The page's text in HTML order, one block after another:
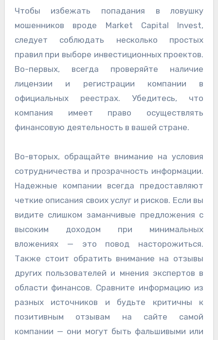
Чтобы избежать попадания в ловушку
мошенников вроде Market Capital Invest,
следует соблюдать несколько простых
правил при выборе инвестиционных проектов.
Во-первых, всегда проверяйте наличие
лицензии и регистрации компании в
официальных реестрах. Убедитесь, что
компания имеет право осуществлять
финансовую деятельность в вашей стране.
Во-вторых, обращайте внимание на условия
сотрудничества и прозрачность информации.
Надежные компании всегда предоставляют
четкие описания своих услуг и рисков. Если вы
видите слишком заманчивые предложения с
высоким доходом при минимальных
вложениях — это повод насторожиться.
Также стоит обратить внимание на отзывы
других пользователей и мнения экспертов в
области финансов. Сравните информацию из
разных источников и будьте критичны к
позитивным отзывам на сайте самой
компании — они могут быть фальшивыми или